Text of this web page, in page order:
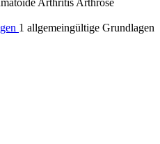
1 allgemeingültige Grundlagen